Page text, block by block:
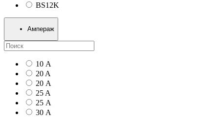
BS12K
Ампераж
10 А
20 A
20 А
25 A
25 А
30 А